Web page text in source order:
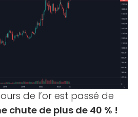
de l’or est passé de
chute de plus de 40 % !